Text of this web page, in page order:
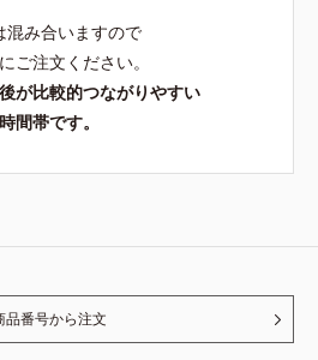
混み合いますので
ご注文ください。
が比較的つながりやすい
時間帯です。
品番号から注文